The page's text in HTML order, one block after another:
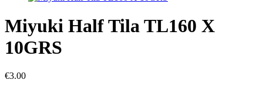
Miyuki Half Tila TL160 X
10GRS
€3.00